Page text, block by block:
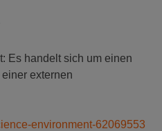
Es handelt sich um einen
externen
environment-62069553